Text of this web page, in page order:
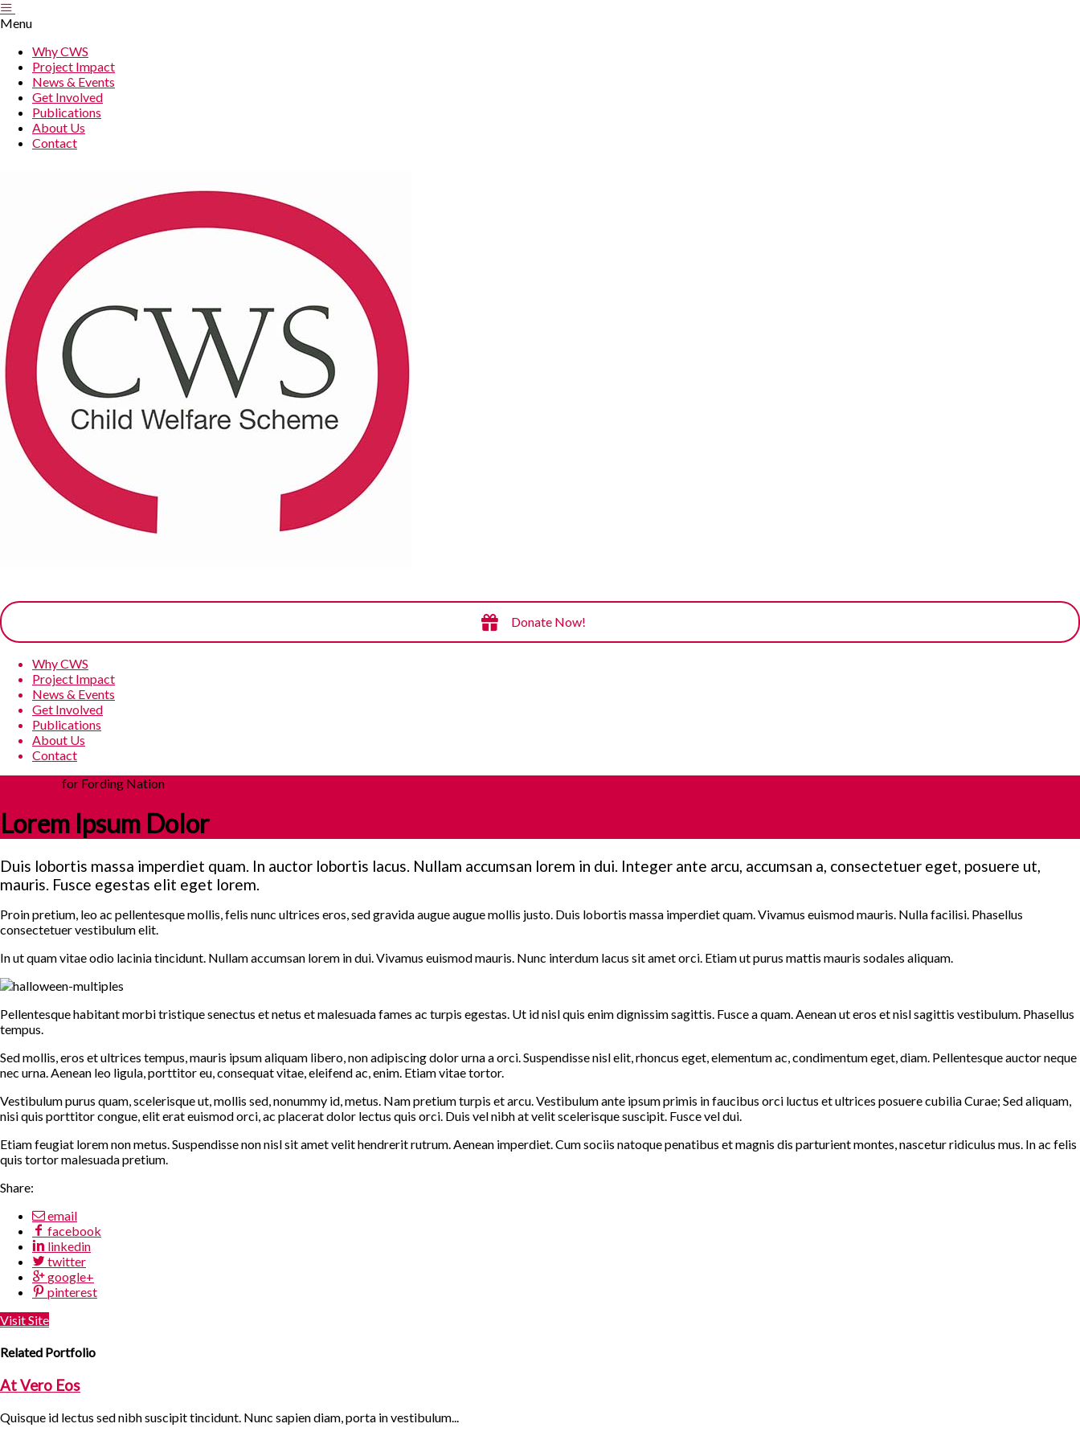
Menu
Why CWS
Project Impact
News & Events
Get Involved
Publications
About Us
Contact
Donate Now!
Why CWS
Project Impact
News & Events
Get Involved
Publications
About Us
Contact
for Fording Nation
Lorem Ipsum Dolor
Duis lobortis massa imperdiet quam. In auctor lobortis lacus. Nullam accumsan lorem in dui. Integer ante arcu, accumsan a, consectetuer eget, posuere ut,
mauris. Fusce egestas elit eget lorem.
Proin pretium, leo ac pellentesque mollis, felis nunc ultrices eros, sed gravida augue augue mollis justo. Duis lobortis massa imperdiet quam. Vivamus euismod mauris. Nulla facilisi. Phasellus
consectetuer vestibulum elit.
In ut quam vitae odio lacinia tincidunt. Nullam accumsan lorem in dui. Vivamus euismod mauris. Nunc interdum lacus sit amet orci. Etiam ut purus mattis mauris sodales aliquam.
Pellentesque habitant morbi tristique senectus et netus et malesuada fames ac turpis egestas. Ut id nisl quis enim dignissim sagittis. Fusce a quam. Aenean ut eros et nisl sagittis vestibulum. Phasellus
tempus.
Sed mollis, eros et ultrices tempus, mauris ipsum aliquam libero, non adipiscing dolor urna a orci. Suspendisse nisl elit, rhoncus eget, elementum ac, condimentum eget, diam. Pellentesque auctor neque
nec urna. Aenean leo ligula, porttitor eu, consequat vitae, eleifend ac, enim. Etiam vitae tortor.
Vestibulum purus quam, scelerisque ut, mollis sed, nonummy id, metus. Nam pretium turpis et arcu. Vestibulum ante ipsum primis in faucibus orci luctus et ultrices posuere cubilia Curae; Sed aliquam,
nisi quis porttitor congue, elit erat euismod orci, ac placerat dolor lectus quis orci. Duis vel nibh at velit scelerisque suscipit. Fusce vel dui.
Etiam feugiat lorem non metus. Suspendisse non nisl sit amet velit hendrerit rutrum. Aenean imperdiet. Cum sociis natoque penatibus et magnis dis parturient montes, nascetur ridiculus mus. In ac felis
quis tortor malesuada pretium.
Share:
email
facebook
linkedin
twitter
google+
pinterest
Visit Site
Related Portfolio
At Vero Eos
Quisque id lectus sed nibh suscipit tincidunt. Nunc sapien diam, porta in vestibulum...